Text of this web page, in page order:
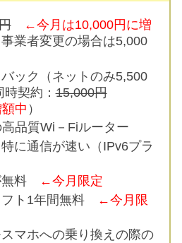
←今月は10,000円に増
事業者変更の場合は5,000
ック（ネットのみ5,500
時契約：15,000円
中 ）
品質Wi－Fiルーター
に通信が速い（IPv6プラ
無料
←今月限定
フト1年間無料
←今月限
マホへの乗り換えの際の